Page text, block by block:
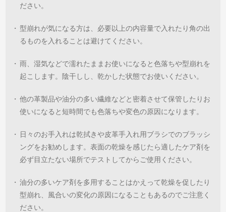
ださい。
・ 型崩れが気になる方は、必要以上の内容量で入れたり角の出
るものを入れることは避けてください。
・ 雨、湿気などで濡れたままお使いになると色落ちや型崩れを
起こします。陰干しし、乾かした状態でお使いください。
・ 他の革製品や油分の多い繊維などと密着させて保管したりお
使いになると短時間でも色落ちや変色の原因になります。
・
日々のお手入れは乾拭きや皮革手入れ用ブラシでのブラッシ
ングをお勧めします。表面の乾燥を感じたら適したケア剤を
必ず目立たない場所でテストしてからご使用ください。
・ 油分の多いケア剤を多用することはかえって乾燥を促したり
型崩れ、風合いの変化の原因になることもあるのでご注意く
ださい。